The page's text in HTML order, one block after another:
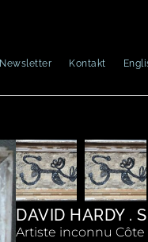
Newsletter Kontakt
DAVID HARDY .
Artiste inconnu Côte